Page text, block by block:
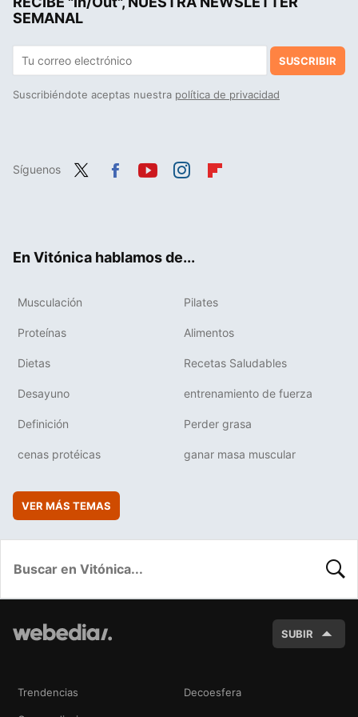
SEMANAL
SUSCRIBIR
Suscribiéndote aceptas nuestra política de privacidad
Síguenos
En Vitónica hablamos de...
Musculación Pilates
Proteínas Alimentos
Dietas Recetas Saludables
Desayuno entrenamiento de fuerza
Definición Perder grasa
cenas protéicas ganar masa muscular
VER MÁS TEMAS
SUBIR
Trendencias Decoesfera